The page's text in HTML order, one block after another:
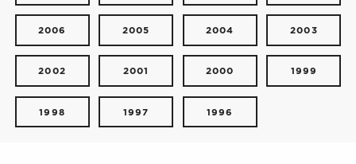
2006 2005 2004 2003
2002 2001 2000 1999
1998 1997 1996